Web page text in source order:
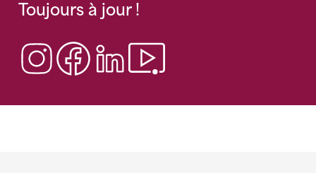
Toujours à jour !